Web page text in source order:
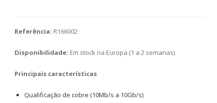
Referência: R166002
Disponibilidade: Em stock na Europa (1 a 2 semanas)
Principais características
Qualificação de cobre (10Mb/s a 10Gb/s)